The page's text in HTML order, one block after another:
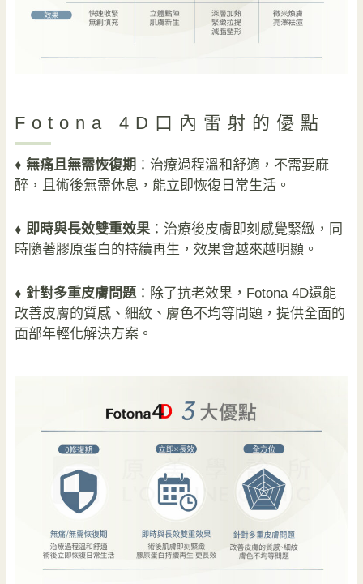
Fotona 4D口內雷射的優點
♦ 無痛且無需恢復期 ：治療過程溫和舒適，不需要麻
醉，且術後無需休息，能立即恢復日常生活。
♦ 即時與長效雙重效果 ：治療後皮膚即刻感覺緊緻，同
時隨著膠原蛋白的持續再生，效果會越來越明顯。
♦ 針對多重皮膚問題：除了抗老效果，Fotona 4D還能
改善皮膚的質感、細紋、膚色不均等問題，提供全面的
面部年輕化解決方案。